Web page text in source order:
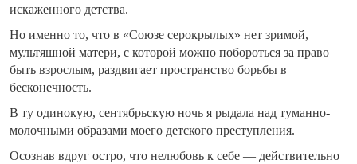
искаженного детства.
Но именно то, что в «Союзе серокрылых» нет зримой,
мультяшной матери, с которой можно побороться за право
быть взрослым, раздвигает пространство борьбы в
бесконечность.
В ту одинокую, сентябрьскую ночь я рыдала над туманно-
молочными образами моего детского преступления.
Осознав вдруг остро, что нелюбовь к себе — действительно